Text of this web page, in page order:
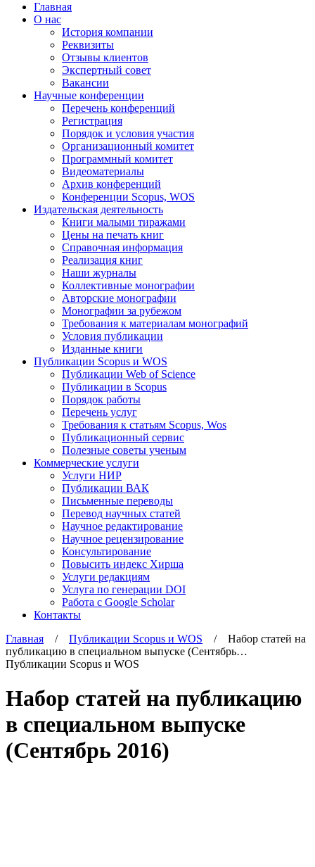
Главная
О нас
История компании
Реквизиты
Отзывы клиентов
Экспертный совет
Вакансии
Научные конференции
Перечень конференций
Регистрация
Порядок и условия участия
Организационный комитет
Программный комитет
Видеоматериалы
Архив конференций
Конференции Scopus, WOS
Издательская деятельность
Книги малыми тиражами
Цены на печать книг
Справочная информация
Реализация книг
Наши журналы
Коллективные монографии
Авторские монографии
Монографии за рубежом
Требования к материалам монографий
Условия публикации
Изданные книги
Публикации Scopus и WOS
Публикации Web of Science
Публикации в Scopus
Порядок работы
Перечень услуг
Требования к статьям Scopus, Wos
Публикационный сервис
Полезные советы ученым
Коммерческие услуги
Услуги НИР
Публикации ВАК
Письменные переводы
Перевод научных статей
Научное редактирование
Научное рецензирование
Консультирование
Повысить индекс Хирша
Услуги редакциям
Услуга по генерации DOI
Работа с Google Scholar
Контакты
Главная / Публикации Scopus и WOS / Набор статей на
публикацию в специальном выпуске (Сентябрь…
Публикации Scopus и WOS
Набор статей на публикацию
в специальном выпуске
(Сентябрь 2016)